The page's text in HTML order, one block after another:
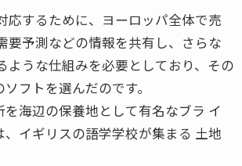
応するために、ヨーロッパ全体で売
要予測などの情報を共有し、さらな
ような仕組みを必要としており、その
フトを選んだのです。
海辺の保養地として有名なブラ イ
、イギリスの語学学校が集まる 土地